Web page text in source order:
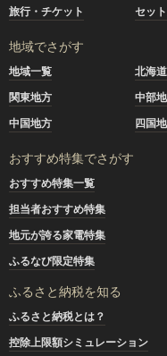
旅行・チケット
セッ
地域でさがす
地域一覧 北海
関東地方
中部
中国地方
四国
おすすめ特集でさがす
おすすめ特集一覧
担当者おすすめ特集
地元が誇る家電特集
ふるなび限定特集
ふるさと納税を知る
ふるさと納税とは？
控除上限額シミュレーション